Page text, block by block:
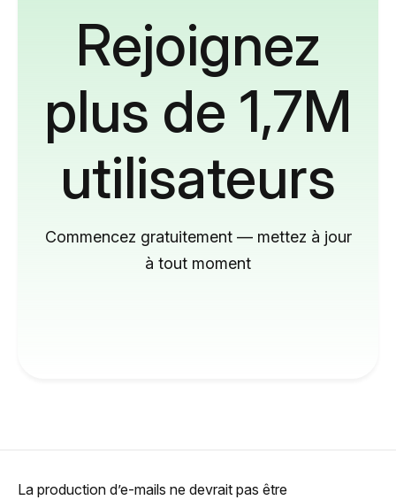
Rejoignez
plus de 1,7M
utilisateurs
Commencez gratuitement — mettez à jour
à tout moment
La production d’e-mails ne devrait pas être